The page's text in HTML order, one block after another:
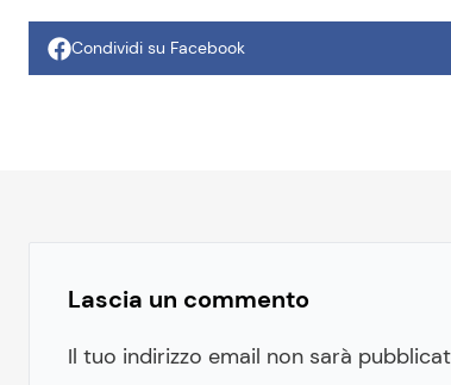
Condividi su Facebook
Lascia un commento
Il tuo indirizzo email non sarà